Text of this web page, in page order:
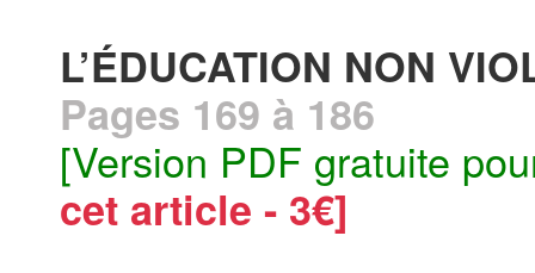
L’ÉDUCATION NON
Pages 169 à 186
[Version PDF gratuite
cet article - 3€]